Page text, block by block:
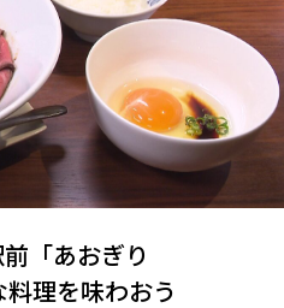
「あおぎり
理を味わおう